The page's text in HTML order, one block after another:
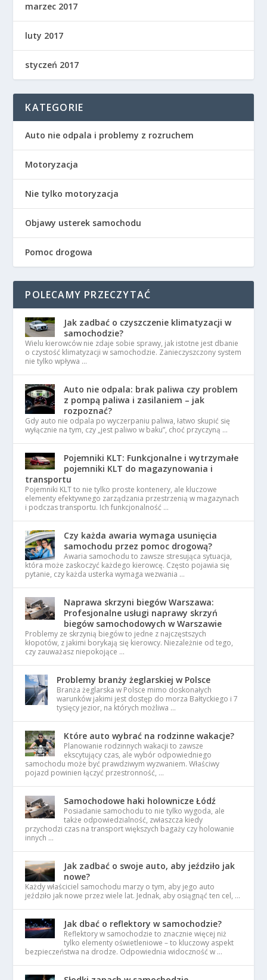
marzec 2017
luty 2017
styczeń 2017
KATEGORIE
Auto nie odpala i problemy z rozruchem
Motoryzacja
Nie tylko motoryzacja
Objawy usterek samochodu
Pomoc drogowa
POLECAMY PRZECZYTAĆ
Jak zadbać o czyszczenie klimatyzacji w
samochodzie?
Wielu kierowców nie zdaje sobie sprawy, jak istotne jest dbanie
o czystość klimatyzacji w samochodzie. Zanieczyszczony system
nie tylko wpływa …
Auto nie odpala: brak paliwa czy problem
z pompą paliwa i zasilaniem – jak
rozpoznać?
Gdy auto nie odpala po wyczerpaniu paliwa, łatwo skupić się
wyłącznie na tym, czy „jest paliwo w baku”, choć przyczyną …
Pojemniki KLT: Funkcjonalne i wytrzymałe
pojemniki KLT do magazynowania i
transportu
Pojemniki KLT to nie tylko proste kontenery, ale kluczowe
elementy efektywnego zarządzania przestrzenią w magazynach
i podczas transportu. Ich funkcjonalność …
Czy każda awaria wymaga usunięcia
samochodu przez pomoc drogową?
Awaria samochodu to zawsze stresująca sytuacja,
która może zaskoczyć każdego kierowcę. Często pojawia się
pytanie, czy każda usterka wymaga wezwania …
Naprawa skrzyni biegów Warszawa:
Profesjonalne usługi naprawy skrzyń
biegów samochodowych w Warszawie
Problemy ze skrzynią biegów to jedne z najczęstszych
kłopotów, z jakimi borykają się kierowcy. Niezależnie od tego,
czy zauważasz niepokojące …
Problemy branży żeglarskiej w Polsce
Branża żeglarska w Polsce mimo doskonałych
warunków jakimi jest dostęp do morza Bałtyckiego i 7
tysięcy jezior, na których możliwa …
Które auto wybrać na rodzinne wakacje?
Planowanie rodzinnych wakacji to zawsze
ekscytujący czas, ale wybór odpowiedniego
samochodu może być prawdziwym wyzwaniem. Właściwy
pojazd powinien łączyć przestronność, …
Samochodowe haki holownicze Łódź
Posiadanie samochodu to nie tylko wygoda, ale
także odpowiedzialność, zwłaszcza kiedy
przychodzi czas na transport większych bagaży czy holowanie
innych …
Jak zadbać o swoje auto, aby jeździło jak
nowe?
Każdy właściciel samochodu marzy o tym, aby jego auto
jeździło jak nowe przez wiele lat. Jednak, aby osiągnąć ten cel, …
Jak dbać o reflektory w samochodzie?
Reflektory w samochodzie to znacznie więcej niż
tylko elementy oświetleniowe – to kluczowy aspekt
bezpieczeństwa na drodze. Odpowiednia widoczność w …